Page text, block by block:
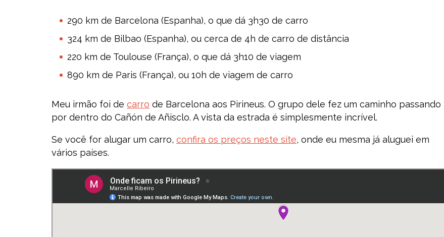
290 km de Barcelona (Espanha), o que dá 3h30 de carro
324 km de Bilbao (Espanha), ou cerca de 4h de carro de distância
220 km de Toulouse (França), o que dá 3h10 de viagem
890 km de Paris (França), ou 10h de viagem de carro
Meu irmão foi de carro de Barcelona aos Pirineus. O grupo dele fez um caminho passando
por dentro do Cañón de Añisclo. A vista da estrada é simplesmente incrível.
Se você for alugar um carro, confira os preços neste site, onde eu mesma já aluguei em
vários países.